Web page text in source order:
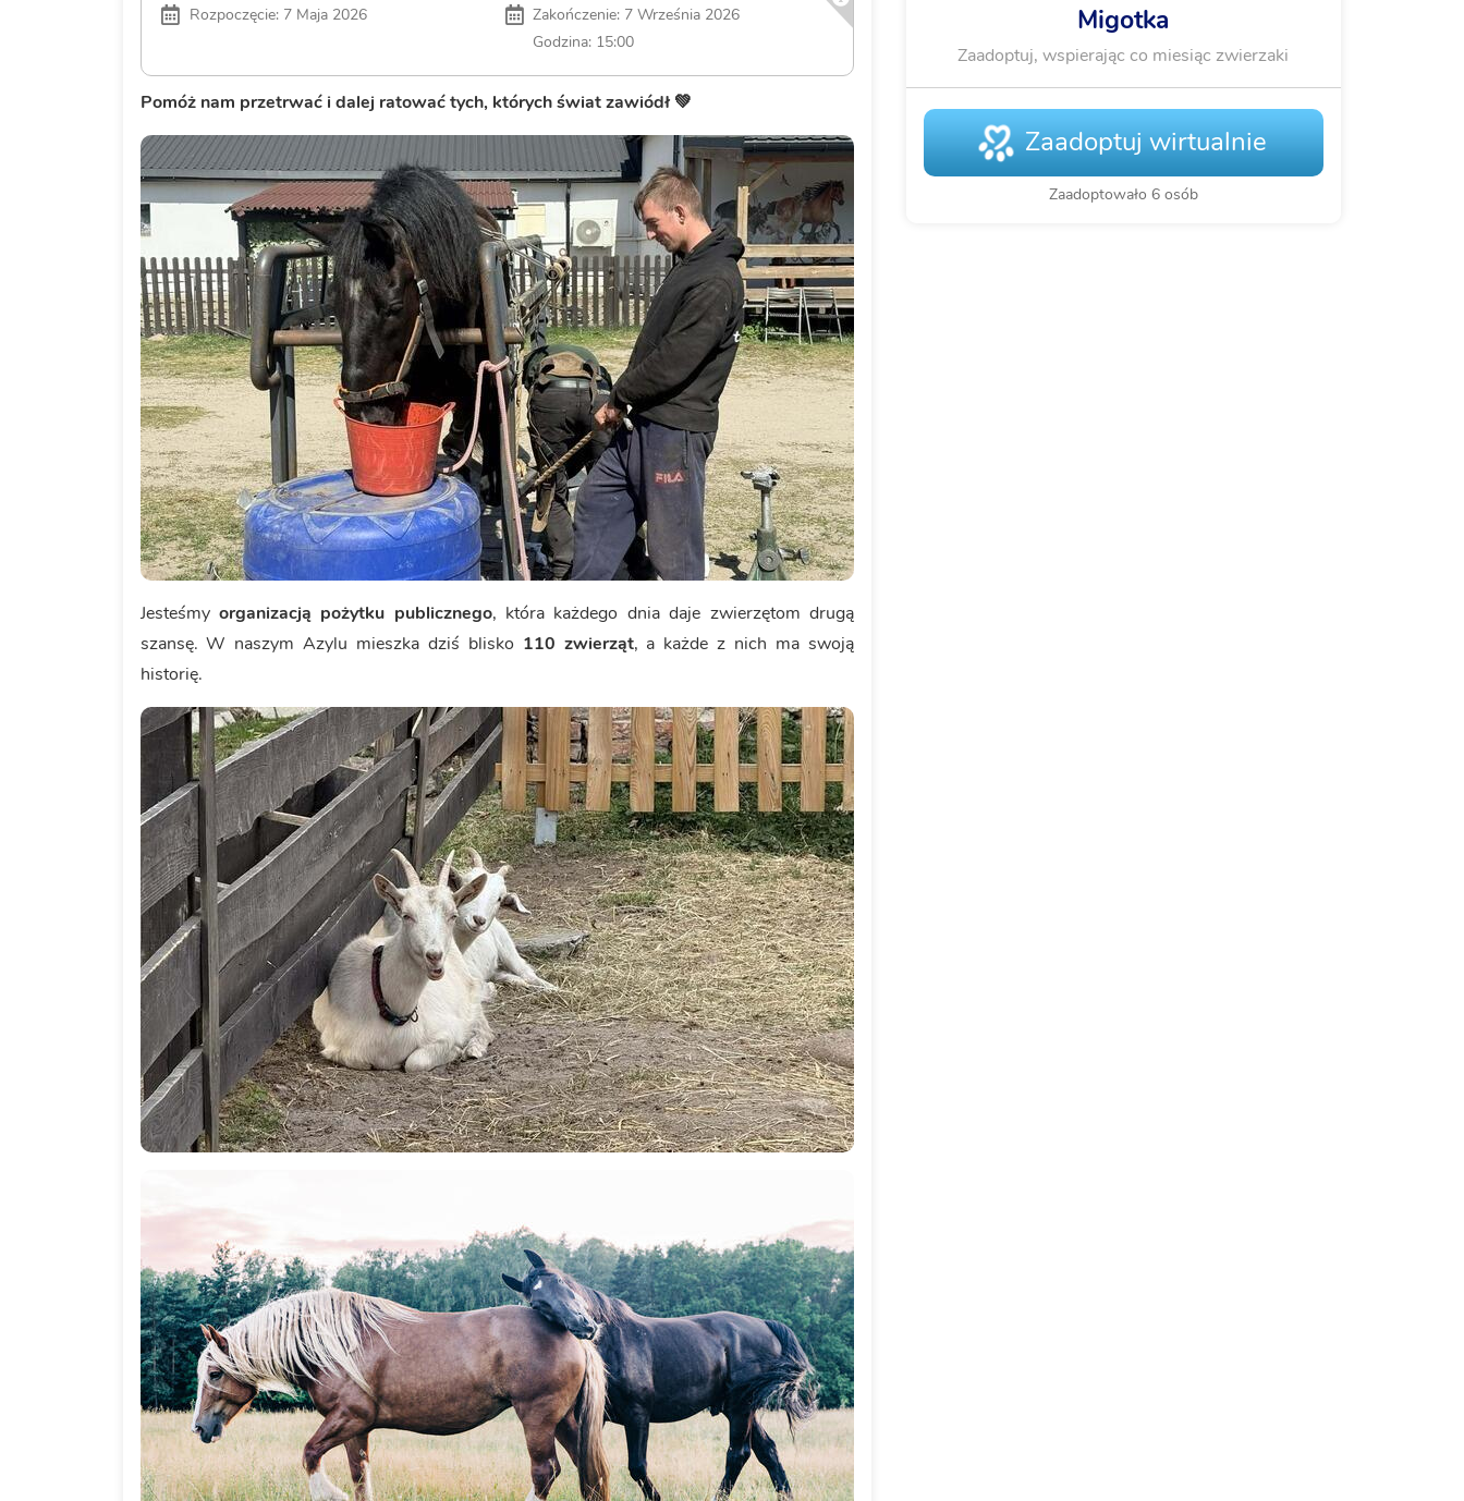
Rozpoczęcie: 7 Maja 2026
Zakończenie: 7 Września 2026
Godzina: 15:00
Pomóż nam przetrwać i dalej ratować tych, których świat zawiódł 💚
Jesteśmy organizacją pożytku publicznego, która każdego dnia daje zwierzętom drugą
szansę. W naszym Azylu mieszka dziś blisko 110 zwierząt, a każde z nich ma swoją
historię.
Migotka
Zaadoptuj, wspierając co miesiąc zwierzaki
Zaadoptuj wirtualnie
Zaadoptowało 6 osób